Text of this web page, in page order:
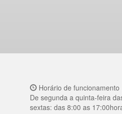
Horário de funcionamento
De segunda a quinta-feira
sextas: das 8:00 as